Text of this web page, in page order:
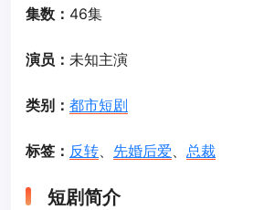
集数： 46集
演员： 未知主演
类别： 都市短剧
标签： 反转、 先婚后爱、 总裁
短剧简介